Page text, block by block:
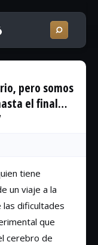
pero somos
el final…
tiene
un viaje a la
las dificultades
que
cerebro de